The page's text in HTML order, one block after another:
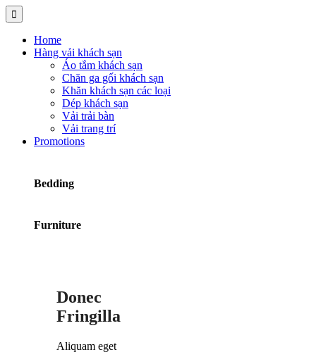
Home
Hàng vải khách sạn
Áo tắm khách sạn
Chăn ga gối khách sạn
Khăn khách sạn các loại
Dép khách sạn
Vải trải bàn
Vải trang trí
Promotions
Bedding
Furniture
Donec
Fringilla
Aliquam eget